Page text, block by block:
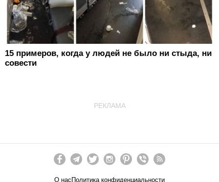
15 примеров, когда у людей не было ни стыда, ни
совести
РЕКЛАМА
О нас Политика конфиденциальности